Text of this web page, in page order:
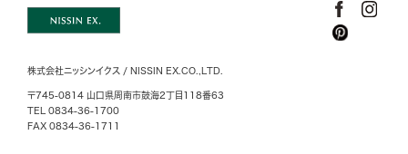
株式会社ニッシンイクス / NISSIN EX.CO.,LTD.
〒745-0814 山口県周南市鼓海2丁目118番63
TEL 0834-36-1700
FAX 0834-36-1711